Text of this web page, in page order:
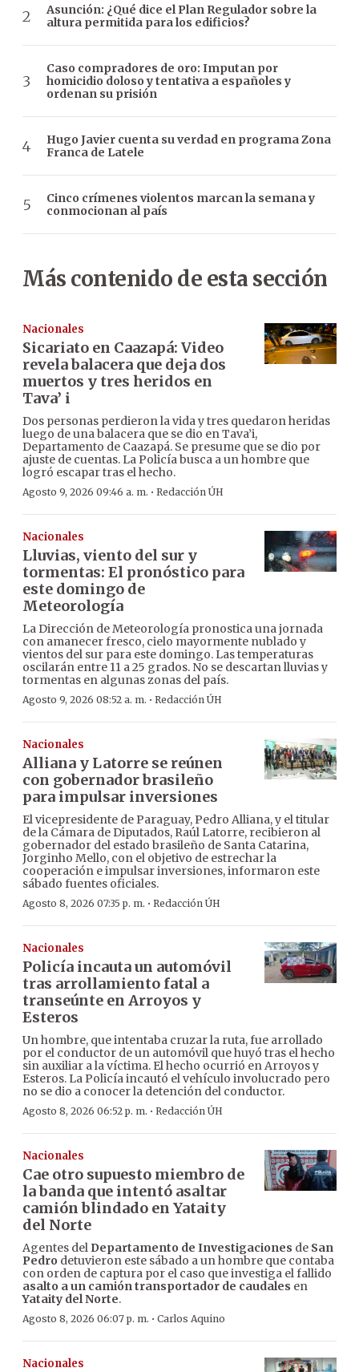
Asunción: ¿Qué dice el Plan Regulador sobre la
altura permitida para los edificios?
Caso compradores de oro: Imputan por
homicidio doloso y tentativa a españoles y
ordenan su prisión
Hugo Javier cuenta su verdad en programa Zona
Franca de Latele
Cinco crímenes violentos marcan la semana y
conmocionan al país
Más contenido de esta sección
Nacionales
Sicariato en Caazapá: Video
revela balacera que deja dos
muertos y tres heridos en
Tava’ i
Dos personas perdieron la vida y tres quedaron heridas
luego de una balacera que se dio en Tava’i,
Departamento de Caazapá. Se presume que se dio por
ajuste de cuentas. La Policía busca a un hombre que
logró escapar tras el hecho.
Agosto 9, 2026 09:46 a. m. · Redacción ÚH
Nacionales
Lluvias, viento del sur y
tormentas: El pronóstico para
este domingo de
Meteorología
La Dirección de Meteorología pronostica una jornada
con amanecer fresco, cielo mayormente nublado y
vientos del sur para este domingo. Las temperaturas
oscilarán entre 11 a 25 grados. No se descartan lluvias y
tormentas en algunas zonas del país.
Agosto 9, 2026 08:52 a. m. · Redacción ÚH
Nacionales
Alliana y Latorre se reúnen
con gobernador brasileño
para impulsar inversiones
El vicepresidente de Paraguay, Pedro Alliana, y el titular
de la Cámara de Diputados, Raúl Latorre, recibieron al
gobernador del estado brasileño de Santa Catarina,
Jorginho Mello, con el objetivo de estrechar la
cooperación e impulsar inversiones, informaron este
sábado fuentes oficiales.
Agosto 8, 2026 07:35 p. m. · Redacción ÚH
Nacionales
Policía incauta un automóvil
tras arrollamiento fatal a
transeúnte en Arroyos y
Esteros
Un hombre, que intentaba cruzar la ruta, fue arrollado
por el conductor de un automóvil que huyó tras el hecho
sin auxiliar a la víctima. El hecho ocurrió en Arroyos y
Esteros. La Policía incautó el vehículo involucrado pero
no se dio a conocer la detención del conductor.
Agosto 8, 2026 06:52 p. m. · Redacción ÚH
Nacionales
Cae otro supuesto miembro de
la banda que intentó asaltar
camión blindado en Yataity
del Norte
Agentes del Departamento de Investigaciones de San
Pedro detuvieron este sábado a un hombre que contaba
con orden de captura por el caso que investiga el fallido
asalto a un camión transportador de caudales en
Yataity del Norte.
Agosto 8, 2026 06:07 p. m. · Carlos Aquino
Nacionales